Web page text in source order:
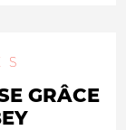
GRÂCE